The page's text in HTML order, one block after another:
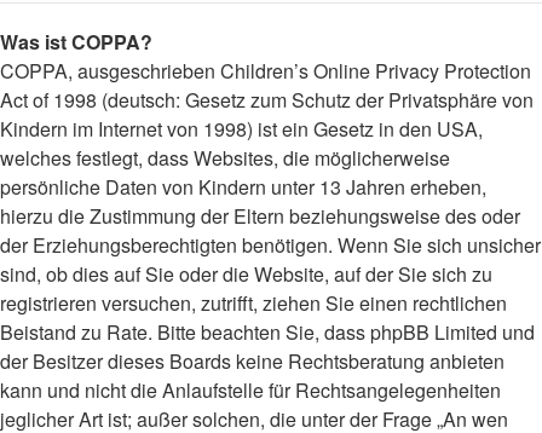
Was ist COPPA?
COPPA, ausgeschrieben Children’s Online Privacy Protection
Act of 1998 (deutsch: Gesetz zum Schutz der Privatsphäre von
Kindern im Internet von 1998) ist ein Gesetz in den USA,
welches festlegt, dass Websites, die möglicherweise
persönliche Daten von Kindern unter 13 Jahren erheben,
hierzu die Zustimmung der Eltern beziehungsweise des oder
der Erziehungsberechtigten benötigen. Wenn Sie sich unsicher
sind, ob dies auf Sie oder die Website, auf der Sie sich zu
registrieren versuchen, zutrifft, ziehen Sie einen rechtlichen
Beistand zu Rate. Bitte beachten Sie, dass phpBB Limited und
der Besitzer dieses Boards keine Rechtsberatung anbieten
kann und nicht die Anlaufstelle für Rechtsangelegenheiten
jeglicher Art ist; außer solchen, die unter der Frage „An wen